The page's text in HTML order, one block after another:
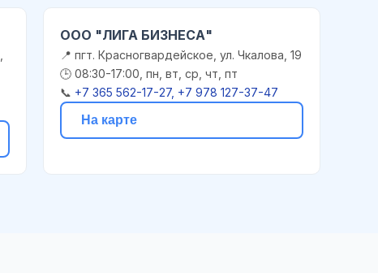
ООО "ЛИГА БИЗНЕСА"
📍 пгт. Красногвардейское, ул. Чкалова, 19
🕒 08:30-17:00, пн, вт, ср, чт, пт
📞 +7 365 562-17-27, +7 978 127-37-47
На карте